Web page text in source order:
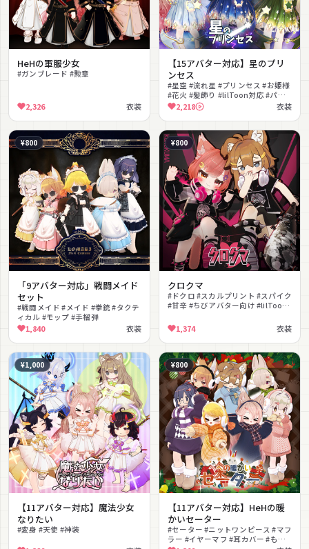
HeHの軍服少女
#ガンブレード #勲章
2,326 衣装
【15アバター対応】星のプリ
ンセス
#星空 #流れ星 #プリンセス #お姫様
#花火 #髪飾り #lilToon対応 #パー
ティクル
2,218 衣装
¥800
「9アバター対応」戦闘メイド
セット
#戦闘メイド #メイド #拳銃 #タクテ
ィカル #モップ #手榴弾
1,840 衣装
¥800
クロクマ
#ドクロ #スカルプリント #スパイク
#甘辛 #ちびアバター向け #lilToon
1,374 衣装
¥1,000
【11アバター対応】魔法少女
なりたい
#変身 #天使 #神装
¥800
【11アバター対応】HeHの暖
かいセーター
#セーター #ニットワンピース #マフ
ラー #イヤーマフ #耳カバー #もこ